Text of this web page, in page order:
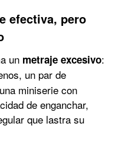
efectiva, pero
un metraje excesivo:
un par de
miniserie con
de enganchar,
que lastra su